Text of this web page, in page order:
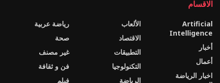
الاقسام
Artificial
Intelligence
أخبار
أعمال
اخبار الرياضة
الألعاب
الاقتصاد
التطبيقات
التكنولوجيا
الرياضة
رياضة عربية
صحة
غير مصنف
فن و ثقافة
فيلم